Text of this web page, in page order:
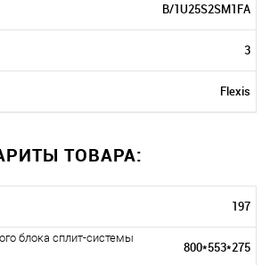
B/1U25S2SM1FA
3
Flexis
ТОВАРА:
197
блока сплит-системы
800*553*275